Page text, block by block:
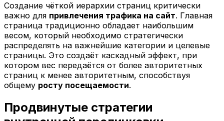
Создание чёткой иерархии страниц критически
важно для привлечения трафика на сайт. Главная
страница традиционно обладает наибольшим
весом, который необходимо стратегически
распределять на важнейшие категории и целевые
страницы. Это создаёт каскадный эффект, при
котором вес передаётся от более авторитетных
страниц к менее авторитетным, способствуя
общему росту посещаемости.
Продвинутые стратегии